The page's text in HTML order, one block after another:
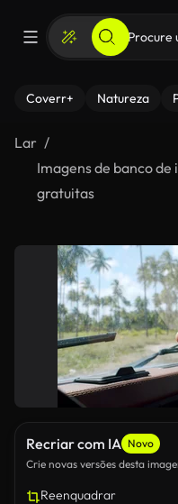
Coverr+ Natureza
Lar
Imagens de banco de
gratuitas
Recriar com IA Novo
Crie novas versões desta
Reenquadrar